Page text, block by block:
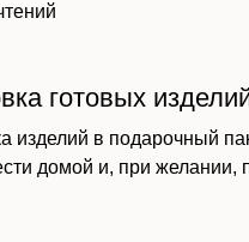
готовых
изделий в подарочный
домой и, при желании,